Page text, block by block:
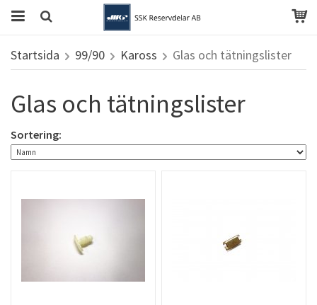
Startsida 99/90 Kaross Glas och tätningslister
Glas och tätningslister
Sortering: